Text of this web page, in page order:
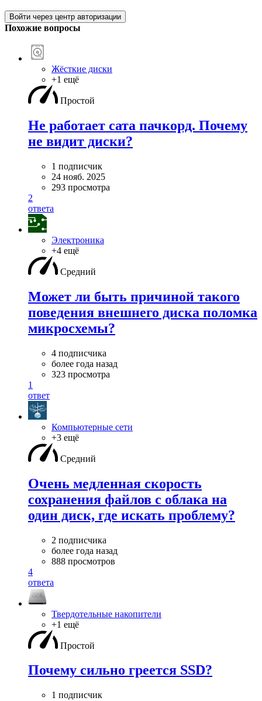
Войти через центр авторизации
Похожие вопросы
Жёсткие диски
+1 ещё
Простой
Не работает сата пачкорд. Почему
не видит диски?
1 подписчик
24 нояб. 2025
293 просмотра
2
ответа
Электроника
+4 ещё
Средний
Может ли быть причиной такого
поведения внешнего диска поломка
микросхемы?
4 подписчика
более года назад
323 просмотра
1
ответ
Компьютерные сети
+3 ещё
Средний
Очень медленная скорость
сохранения файлов с облака на
один диск, где искать проблему?
2 подписчика
более года назад
888 просмотров
4
ответа
Твердотельные накопители
+1 ещё
Простой
Почему сильно греется SSD?
1 подписчик